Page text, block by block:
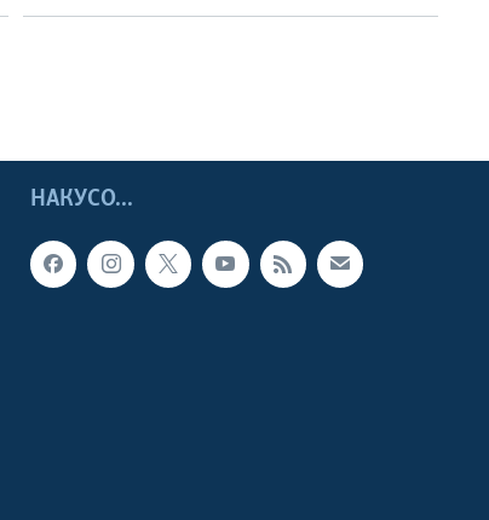
НАКУСО...